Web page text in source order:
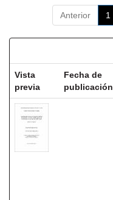
Anterior 1
Vista
previa
Fecha de
publicación